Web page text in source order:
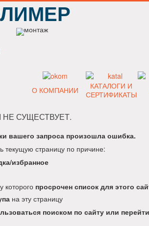
О КОМПАНИИ
КАТАЛОГИ И
СЕРТИФИКАТЫ
СУЩЕСТВУЕТ.
вашего запроса произошла ошибка.
текущую страницу по причине:
избранное
которого просрочен список для этого
на эту страницу
поиском по сайту или